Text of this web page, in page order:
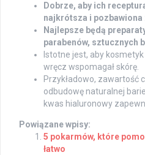
Dobrze, aby ich
najkrótsza i
Najlepsze będą
parabenów, sztucznych
Istotne jest, aby
wręcz wspomagał skórę.
Przykładowo, zawartość
odbudowę naturalnej
kwas hialuronowy
Powiązane wpisy:
5 pokarmów, które
łatwo